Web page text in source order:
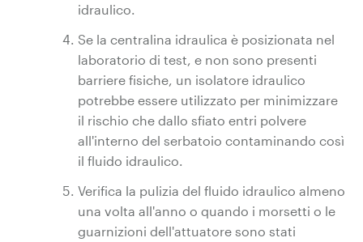
idraulico.
Se la centralina idraulica è posizionata nel
laboratorio di test, e non sono presenti
barriere fisiche, un isolatore idraulico
potrebbe essere utilizzato per minimizzare
il rischio che dallo sfiato entri polvere
all'interno del serbatoio contaminando così
il fluido idraulico.
Verifica la pulizia del fluido idraulico almeno
una volta all'anno o quando i morsetti o le
guarnizioni dell'attuatore sono stati